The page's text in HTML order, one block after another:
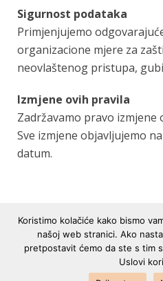
Sigurnost podataka
Primjenjujemo
organizacione mjere za
neovlaštenog pristupa,
Izmjene ovih pravila
Zadržavamo pravo izmjene
Sve izmjene objavljujemo
datum.
Srebrenička br. 1, 71000
Koristimo kolačiće kako bismo
našoj web stranici. Ako
pretpostavit ćemo da ste s tim
Uslovi